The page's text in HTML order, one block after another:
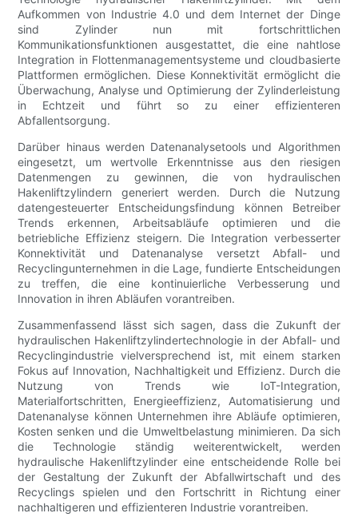
Aufkommen von Industrie 4.0 und dem Internet der Dinge
sind Zylinder nun mit fortschrittlichen
Kommunikationsfunktionen ausgestattet, die eine nahtlose
Integration in Flottenmanagementsysteme und cloudbasierte
Plattformen ermöglichen. Diese Konnektivität ermöglicht die
Überwachung, Analyse und Optimierung der Zylinderleistung
in Echtzeit und führt so zu einer effizienteren
Abfallentsorgung.
Darüber hinaus werden Datenanalysetools und Algorithmen
eingesetzt, um wertvolle Erkenntnisse aus den riesigen
Datenmengen zu gewinnen, die von hydraulischen
Hakenliftzylindern generiert werden. Durch die Nutzung
datengesteuerter Entscheidungsfindung können Betreiber
Trends erkennen, Arbeitsabläufe optimieren und die
betriebliche Effizienz steigern. Die Integration verbesserter
Konnektivität und Datenanalyse versetzt Abfall- und
Recyclingunternehmen in die Lage, fundierte Entscheidungen
zu treffen, die eine kontinuierliche Verbesserung und
Innovation in ihren Abläufen vorantreiben.
Zusammenfassend lässt sich sagen, dass die Zukunft der
hydraulischen Hakenliftzylindertechnologie in der Abfall- und
Recyclingindustrie vielversprechend ist, mit einem starken
Fokus auf Innovation, Nachhaltigkeit und Effizienz. Durch die
Nutzung von Trends wie IoT-Integration,
Materialfortschritten, Energieeffizienz, Automatisierung und
Datenanalyse können Unternehmen ihre Abläufe optimieren,
Kosten senken und die Umweltbelastung minimieren. Da sich
die Technologie ständig weiterentwickelt, werden
hydraulische Hakenliftzylinder eine entscheidende Rolle bei
der Gestaltung der Zukunft der Abfallwirtschaft und des
Recyclings spielen und den Fortschritt in Richtung einer
nachhaltigeren und effizienteren Industrie vorantreiben.